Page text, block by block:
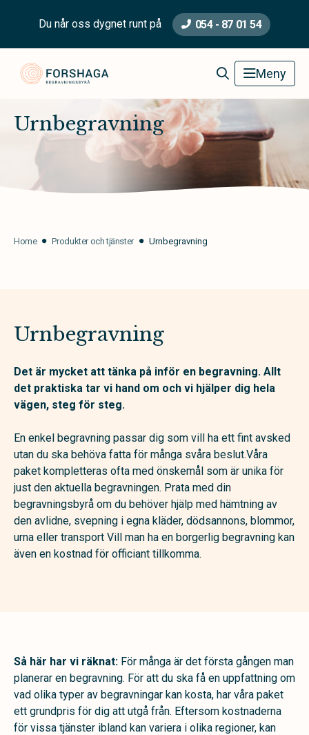
Du når oss dygnet runt på 054 - 87 01 54
Forshaga Begravningsbyrå Meny
Urnbegravning
Home Produkter och tjänster Urnbegravning
Urnbegravning
Det är mycket att tänka på inför en begravning. Allt
det praktiska tar vi hand om och vi hjälper dig hela
vägen, steg för steg.
En enkel begravning passar dig som vill ha ett fint avsked
utan du ska behöva fatta för många svåra beslut.Våra
paket kompletteras ofta med önskemål som är unika för
just den aktuella begravningen. Prata med din
begravningsbyrå om du behöver hjälp med hämtning av
den avlidne, svepning i egna kläder, dödsannons, blommor,
urna eller transport Vill man ha en borgerlig begravning kan
även en kostnad för officiant tillkomma.
Så här har vi räknat: För många är det första gången man
planerar en begravning. För att du ska få en uppfattning om
vad olika typer av begravningar kan kosta, har våra paket
ett grundpris för dig att utgå från. Eftersom kostnaderna
för vissa tjänster ibland kan variera i olika regioner, kan